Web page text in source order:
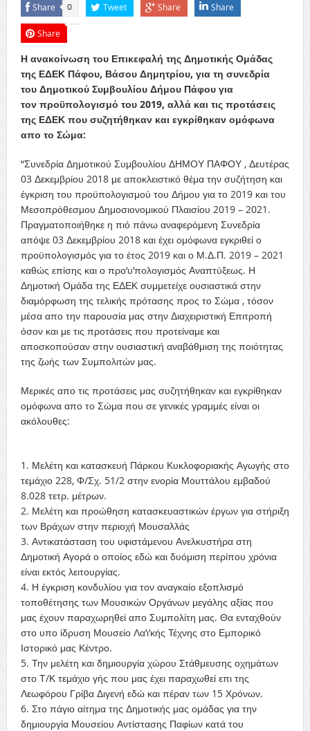
Share 0 Tweet Share Share
Share
Η ανακοίνωση του Επικεφαλή της Δημοτικής Ομάδας
της ΕΔΕΚ Πάφου, Βάσου Δημητρίου, για τη συνεδρία
του Δημοτικού Συμβουλίου Δήμου Πάφου για
τον προϋπολογισμό του 2019, αλλά και τις προτάσεις
της ΕΔΕΚ που συζητήθηκαν και εγκρίθηκαν ομόφωνα
απο το Σώμα:
“Συνεδρία Δημοτικού Συμβουλίου ΔΗΜΟΥ ΠΑΦΟΥ , Δευτέρας
03 Δεκεμβρίου 2018 με αποκλειστικό θέμα την συζήτηση και
έγκριση του προϋπολογισμού του Δήμου για το 2019 και του
Μεσοπρόθεσμου Δημοσιονομικού Πλαισίου 2019 – 2021.
Πραγματοποιήθηκε η πιό πάνω αναφερόμενη Συνεδρία
απόψε 03 Δεκεμβρίου 2018 και έχει ομόφωνα εγκριθεί ο
προϋπολογισμός για το έτος 2019 και ο Μ.Δ.Π. 2019 – 2021
καθώς επίσης και ο προ‘υ’πολογισμός Αναπτύξεως. Η
Δημοτική Ομάδα της ΕΔΕΚ συμμετείχε ουσιαστικά στην
διαμόρφωση της τελικής πρότασης προς το Σώμα , τόσον
μέσα απο την παρουσία μας στην Διαχειριστική Επιτροπή
όσον και με τις προτάσεις που προτείναμε και
αποσκοπούσαν στην ουσιαστική αναβάθμιση της ποιότητας
της ζωής των Συμπολιτών μας.
Μερικές απο τις προτάσεις μας συζητήθηκαν και εγκρίθηκαν
ομόφωνα απο το Σώμα που σε γενικές γραμμές είναι οι
ακόλουθες:
1. Μελέτη και κατασκευή Πάρκου Κυκλοφοριακής Αγωγής στο
τεμάχιο 228, Φ/Σχ. 51/2 στην ενορία Μουττάλου εμβαδού
8.028 τετρ. μέτρων.
2. Μελέτη και προώθηση κατασκευαστικών έργων για στήριξη
των Βράχων στην περιοχή Μουσαλλάς
3. Αντικατάσταση του υφιστάμενου Ανελκυστήρα στη
Δημοτική Αγορά ο οποίος εδώ και δυόμιση περίπου χρόνια
είναι εκτός λειτουργίας.
4. Η έγκριση κονδυλίου για τον αναγκαίο εξοπλισμό
τοποθέτησης των Μουσικών Οργάνων μεγάλης αξίας που
μας έχουν παραχωρηθεί απο Συμπολίτη μας. Θα ενταχθούν
στο υπο ίδρυση Μουσείο Λα’ι’κής Τέχνης στο Εμπορικό
Ιστορικό μας Κέντρο.
5. Την μελέτη και δημιουργία χώρου Στάθμευσης οχημάτων
στο Τ/Κ τεμάχιο γής που μας έχει παραχωθεί επι της
Λεωφόρου Γρίβα Διγενή εδώ και πέραν των 15 Χρόνων.
6. Στο πάγιο αίτημα της Δημοτικής μας ομάδας για την
δημιουργία Μουσείου Αντίστασης Παφίων κατά του